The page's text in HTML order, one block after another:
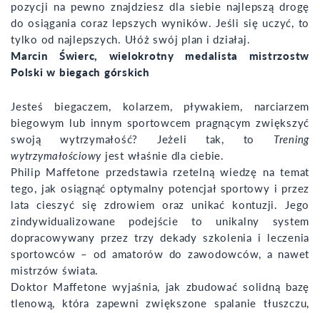
pozycji na pewno znajdziesz dla siebie najlepszą drogę
do osiągania coraz lepszych wyników. Jeśli się uczyć, to
tylko od najlepszych. Ułóż swój plan i działaj.
Marcin Świerc, wielokrotny medalista mistrzostw
Polski w biegach górskich
Jesteś biegaczem, kolarzem, pływakiem, narciarzem
biegowym lub innym sportowcem pragnącym zwiększyć
swoją wytrzymałość? Jeżeli tak, to Trening
wytrzymałościowy jest właśnie dla ciebie.
Philip Maffetone przedstawia rzetelną wiedzę na temat
tego, jak osiągnąć optymalny potencjał sportowy i przez
lata cieszyć się zdrowiem oraz unikać kontuzji. Jego
zindywidualizowane podejście to unikalny system
dopracowywany przez trzy dekady szkolenia i leczenia
sportowców – od amatorów do zawodowców, a nawet
mistrzów świata.
Doktor Maffetone wyjaśnia, jak zbudować solidną bazę
tlenową, która zapewni zwiększone spalanie tłuszczu,